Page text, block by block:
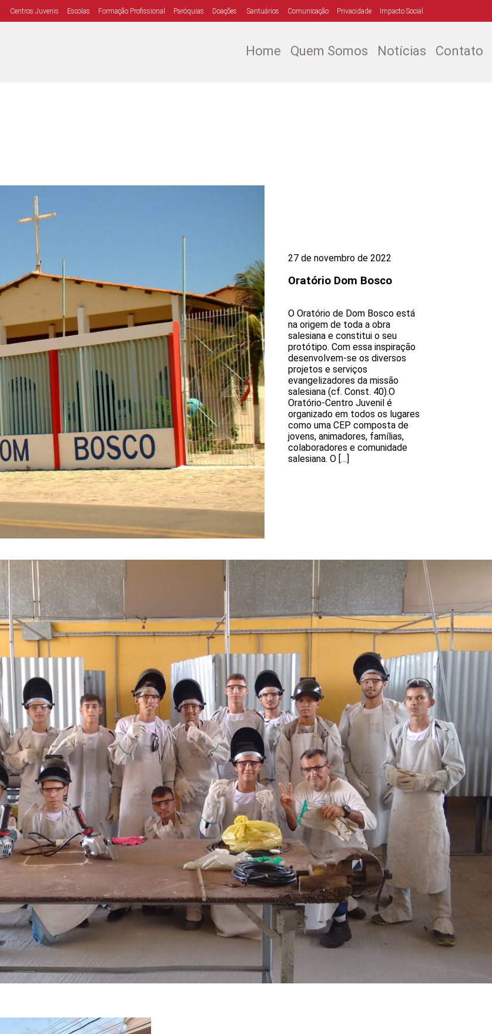
Centros Juvenis Escolas Formação Profissional Paróquias Doações Santuários Comunicação Privacidade Impacto Social
Home Quem Somos Notícias Contato
27 de novembro de 2022
Oratório Dom Bosco
O Oratório de Dom Bosco está
na origem de toda a obra
salesiana e constitui o seu
protótipo. Com essa inspiração
desenvolvem-se os diversos
projetos e serviços
evangelizadores da missão
salesiana (cf. Const. 40).O
Oratório-Centro Juvenil é
organizado em todos os lugares
como uma CEP composta de
jovens, animadores, famílias,
colaboradores e comunidade
salesiana. O […]